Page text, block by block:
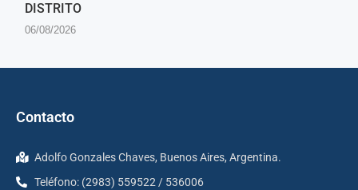
DISTRITO
06/08/2026
Contacto
Adolfo Gonzales Chaves, Buenos Aires, Argentina.
Teléfono: (2983) 559522 / 536006